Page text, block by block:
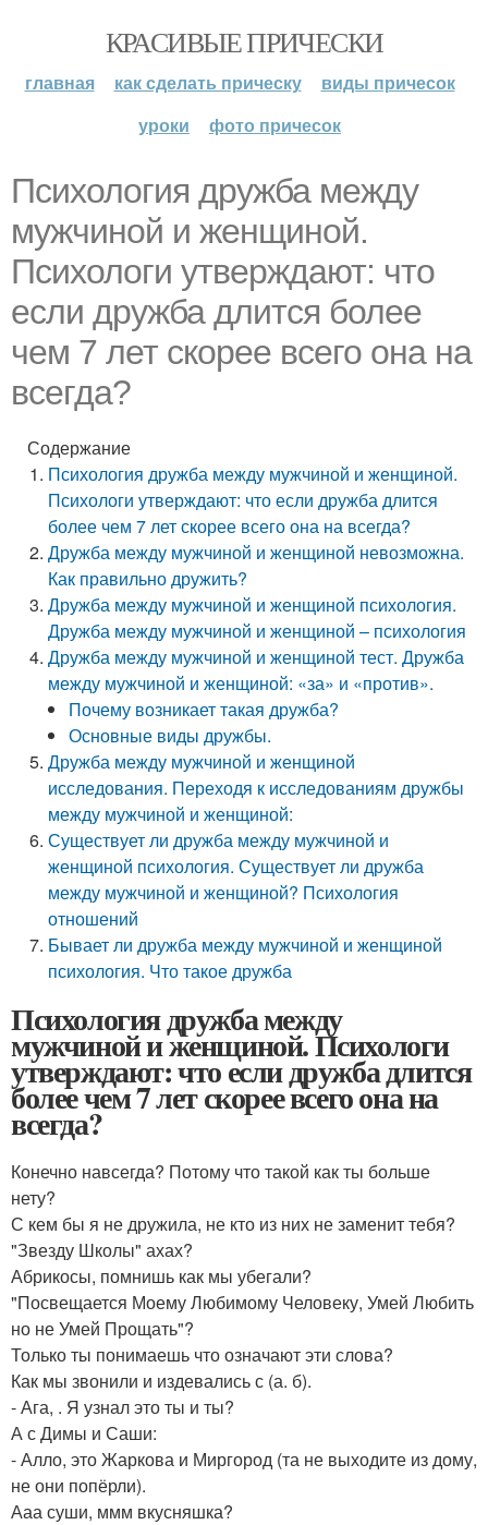
КРАСИВЫЕ ПРИЧЕСКИ
главная как сделать прическу
виды причесок
уроки
фото причесок
Психология дружба между
мужчиной и женщиной.
Психологи утверждают: что
если дружба длится более
чем 7 лет скорее всего она на
всегда?
Содержание
Психология дружба между мужчиной и женщиной.
Психологи утверждают: что если дружба длится
более чем 7 лет скорее всего она на всегда?
Дружба между мужчиной и женщиной невозможна.
Как правильно дружить?
Дружба между мужчиной и женщиной психология.
Дружба между мужчиной и женщиной – психология
Дружба между мужчиной и женщиной тест. Дружба
между мужчиной и женщиной: «за» и «против».
Почему возникает такая дружба?
Основные виды дружбы.
Дружба между мужчиной и женщиной
исследования. Переходя к исследованиям дружбы
между мужчиной и женщиной:
Существует ли дружба между мужчиной и
женщиной психология. Существует ли дружба
между мужчиной и женщиной? Психология
отношений
Бывает ли дружба между мужчиной и женщиной
психология. Что такое дружба
Психология дружба между
мужчиной и женщиной. Психологи
утверждают: что если дружба длится
более чем 7 лет скорее всего она на
всегда?
Конечно навсегда? Потому что такой как ты больше
нету?
С кем бы я не дружила, не кто из них не заменит тебя?
"Звезду Школы" ахах?
Абрикосы, помнишь как мы убегали?
"Посвещается Моему Любимому Человеку, Умей Любить
но не Умей Прощать"?
Только ты понимаешь что означают эти слова?
Как мы звонили и издевались с (а. б).
- Ага, . Я узнал это ты и ты?
А с Димы и Саши:
- Алло, это Жаркова и Миргород (та не выходите из дому,
не они попёрли).
Ааа суши, ммм вкусняшка?